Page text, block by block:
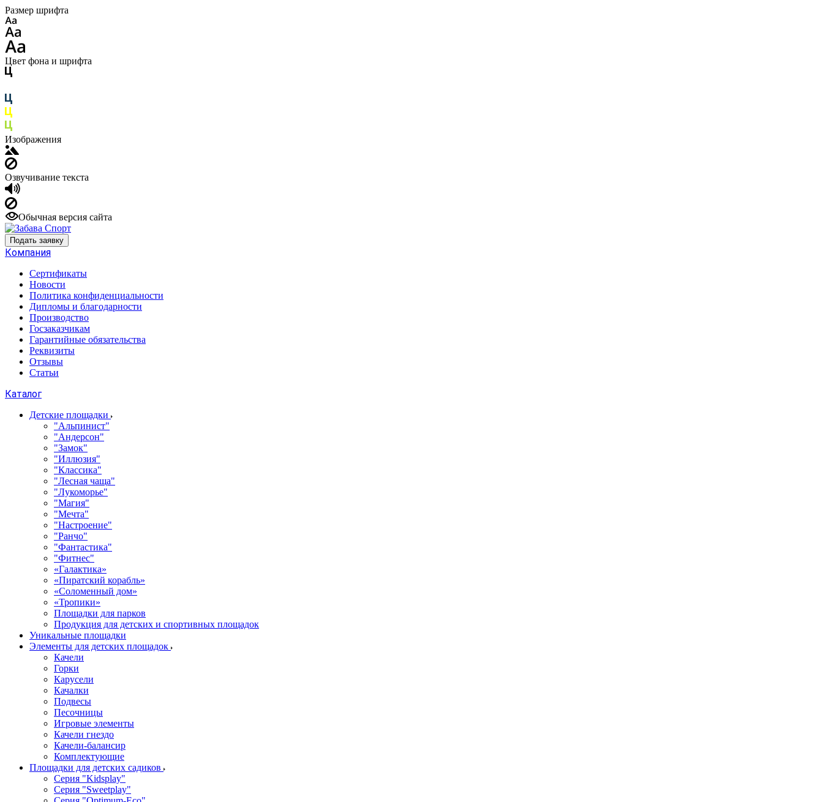
Размер шрифта
Цвет фона и шрифта
Изображения
Озвучивание текста
Обычная версия сайта
Подать заявку
Компания
Сертификаты
Новости
Политика конфиденциальности
Дипломы и благодарности
Производство
Госзаказчикам
Гарантийные обязательства
Реквизиты
Отзывы
Статьи
Каталог
Детские площадки
"Альпинист"
"Андерсон"
"Замок"
"Иллюзия"
"Классика"
"Лесная чаща"
"Лукоморье"
"Магия"
"Мечта"
"Настроение"
"Ранчо"
"Фантастика"
"Фитнес"
«Галактика»
«Пиратский корабль»
«Соломенный дом»
«Тропики»
Площадки для парков
Продукция для детских и спортивных площадок
Уникальные площадки
Элементы для детских площадок
Качели
Горки
Карусели
Качалки
Подвесы
Песочницы
Игровые элементы
Качели гнездо
Качели-балансир
Комплектующие
Площадки для детских садиков
Серия "Kidsplay"
Серия "Sweetplay"